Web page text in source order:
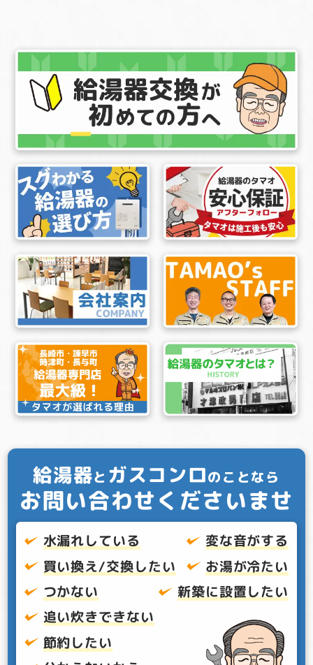
給湯器と ガスコンロのことなら
お問い合わせくださいませ
水漏れしている
変な音がする
買い換え/交換したい
お湯が冷たい
つかない
新築に設置したい
追い炊きできない
節約したい